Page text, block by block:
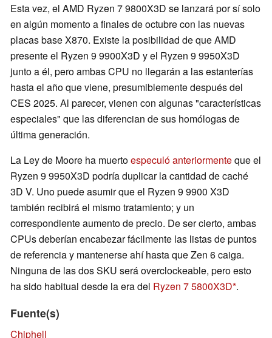
Esta vez, el AMD Ryzen 7 9800X3D se lanzará por sí solo
en algún momento a finales de octubre con las nuevas
placas base X870. Existe la posibilidad de que AMD
presente el Ryzen 9 9900X3D y el Ryzen 9 9950X3D
junto a él, pero ambas CPU no llegarán a las estanterías
hasta el año que viene, presumiblemente después del
CES 2025. Al parecer, vienen con algunas "características
especiales" que las diferencian de sus homólogas de
última generación.
La Ley de Moore ha muertoespeculó anteriormenteque el
Ryzen 9 9950X3D podría duplicar la cantidad de caché
3D V. Uno puede asumir que el Ryzen 9 9900 X3D
también recibirá el mismo tratamiento; y un
correspondiente aumento de precio. De ser cierto, ambas
CPUs deberían encabezar fácilmente las listas de puntos
de referencia y mantenerse ahí hasta que Zen 6 caiga.
Ninguna de las dos SKU será overclockeable, pero esto
ha sido habitual desde la era del Ryzen 7 5800X3D .
Fuente(s)
Chiphell